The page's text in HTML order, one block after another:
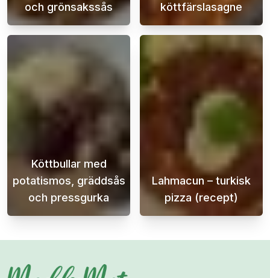
och grönsakssås
Pasta med köttfärs- och grönsakssås är
köttfärslasagne
En krämig
Köttbullar med
potatismos, gräddsås
och pressgurka
Köttbullar med potatismos, gräddsås och
Lahmacun – turkisk
pizza (recept)
Letar du